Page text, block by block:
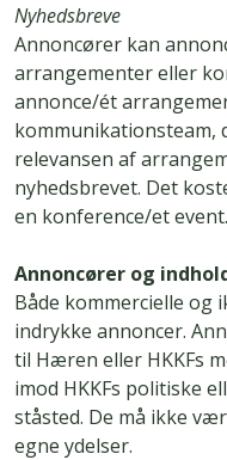
Nyhedsbreve
Annoncører kan
arrangementer eller
annonce/ét
kommunikationsteam,
relevansen af
nyhedsbrevet. Det
en konference/et event.
Annoncører og
Både kommercielle og
indrykke annoncer.
til Hæren eller HKKFs
imod HKKFs politiske
ståsted. De må ikke
egne ydelser.